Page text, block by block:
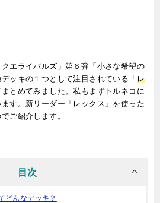
エライバルズ」第６弾「小さな希望の
ッキの１つとして注目されている「レ
とめてみました。私もまずトルネコに
す。新リーダー「レックス」を使った
ご紹介します。
目次
どんなデッキ？